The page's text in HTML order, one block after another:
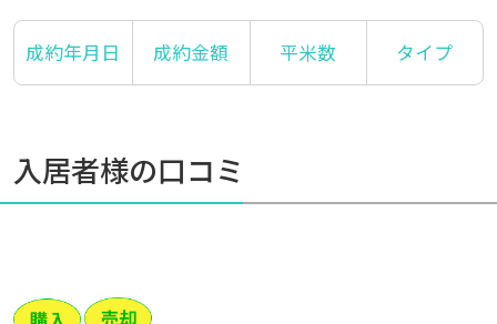
成約年月日 成約金額 平米数 タイプ
入居者様の口コミ